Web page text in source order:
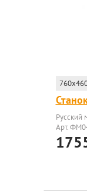
Русский
Арт.